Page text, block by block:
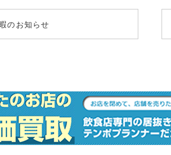
のお知らせ